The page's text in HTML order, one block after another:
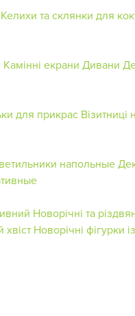
Келихи та склянки для
Камінні екрани Дивани
для прикрас Візитниці
напольные
Новорічні та
хвіст Новорічні фігурки